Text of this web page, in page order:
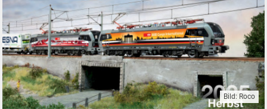
Bild: Roco